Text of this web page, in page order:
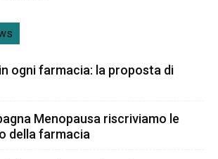
ogni farmacia: la proposta di
Menopausa riscriviamo le
della farmacia